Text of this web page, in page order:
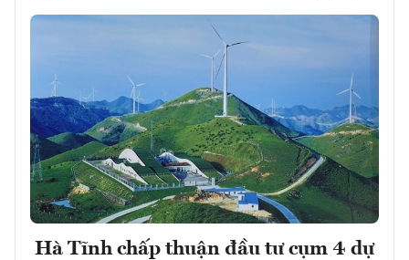
Hà Tĩnh chấp thuận đầu tư cụm 4 dự